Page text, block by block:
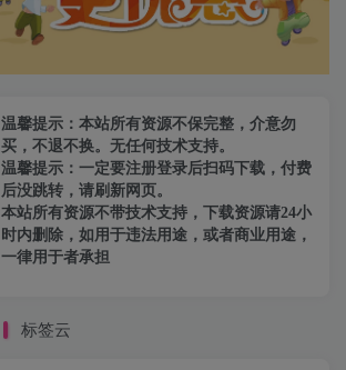
温馨提示：本站所有资源不保完整，介意勿
买，不退不换。无任何技术支持。
温馨提示：一定要注册登录后扫码下载，付费
后没跳转，请刷新网页。
本站所有资源不带技术支持，下载资源请24小
时内删除，如用于违法用途，或者商业用途，
一律用于者承担
标签云